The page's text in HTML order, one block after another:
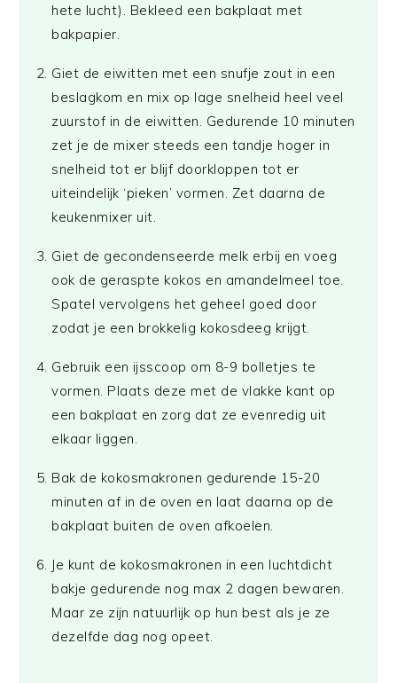
hete lucht). Bekleed een bakplaat met
bakpapier.
Giet de eiwitten met een snufje zout in een
beslagkom en mix op lage snelheid heel veel
zuurstof in de eiwitten. Gedurende 10 minuten
zet je de mixer steeds een tandje hoger in
snelheid tot er blijf doorkloppen tot er
uiteindelijk ‘pieken’ vormen. Zet daarna de
keukenmixer uit.
Giet de gecondenseerde melk erbij en voeg
ook de geraspte kokos en amandelmeel toe.
Spatel vervolgens het geheel goed door
zodat je een brokkelig kokosdeeg krijgt.
Gebruik een ijsscoop om 8-9 bolletjes te
vormen. Plaats deze met de vlakke kant op
een bakplaat en zorg dat ze evenredig uit
elkaar liggen.
Bak de kokosmakronen gedurende 15-20
minuten af in de oven en laat daarna op de
bakplaat buiten de oven afkoelen.
Je kunt de kokosmakronen in een luchtdicht
bakje gedurende nog max 2 dagen bewaren.
Maar ze zijn natuurlijk op hun best als je ze
dezelfde dag nog opeet.